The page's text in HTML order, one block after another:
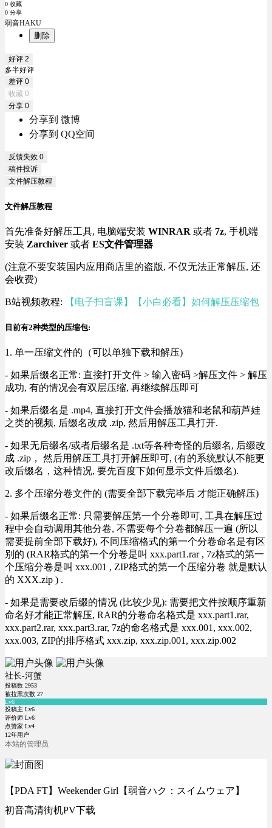
0 收藏
0 分享
弱音HAKU
删除
好评 2
多半好评
差评 0
收藏 0
分享 0
分享到 微博
分享到 QQ空间
反馈失效 0
稿件投诉
文件解压教程
文件解压教程
首先准备好解压工具, 电脑端安装 WINRAR 或者 7z, 手机端
安装 Zarchiver 或者 ES文件管理器
(注意不要安装国内应用商店里的盗版, 不仅无法正常解压, 还
会收费)
B站视频教程: 【电子扫盲课】【小白必看】如何解压压缩包
目前有2种类型的压缩包:
1. 单一压缩文件的（可以单独下载和解压)
- 如果后缀名正常: 直接打开文件 > 输入密码 >解压文件 > 解压
成功, 有的情况会有双层压缩, 再继续解压即可
- 如果后缀名是 .mp4, 直接打开文件会播放猫和老鼠和葫芦娃
之类的视频, 后缀名改成 .zip, 然后用解压工具打开.
- 如果无后缀名/或者后缀名是 .txt等各种奇怪的后缀名, 后缀改
成 .zip， 然后用解压工具打开解压即可, (有的系统默认不能更
改后缀名，这种情况, 要先百度下如何显示文件后缀名).
2. 多个压缩分卷文件的 (需要全部下载完毕后 才能正确解压)
- 如果后缀名正常: 只需要解压第一个分卷即可, 工具在解压过
程中会自动调用其他分卷, 不需要每个分卷都解压一遍 (所以
需要提前全部下载好), 不同压缩格式的第一个分卷命名是有区
别的 (RAR格式的第一个分卷是叫 xxx.part1.rar , 7z格式的第一
个压缩分卷是叫 xxx.001 , ZIP格式的第一个压缩分卷 就是默认
的 XXX.zip ) .
- 如果是需要改后缀的情况 (比较少见): 需要把文件按顺序重新
命名好才能正常解压, RAR的分卷命名格式是 xxx.part1.rar,
xxx.part2.rar, xxx.part3.rar, 7z的命名格式是 xxx.001, xxx.002,
xxx.003, ZIP的排序格式 xxx.zip, xxx.zip.001, xxx.zip.002
社长-河蟹
投稿数 2953
被拉黑次数 27
Lv6
投稿主 Lv6
评价师 Lv6
点赞家 Lv4
12年用户
本站的管理员
【PDA FT】Weekender Girl【弱音ハク：スイムウェア】
初音高清街机PV下载